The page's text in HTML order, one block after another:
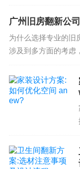
至此，我们来总
之，装修方案沟
项、选择合适的
技巧、预算控制
为您提供更多
都靠谱。下面我们就
广州旧房翻新公
为什么选择专业的旧
涉及到多方面的考虑
问题和风险。 如何选